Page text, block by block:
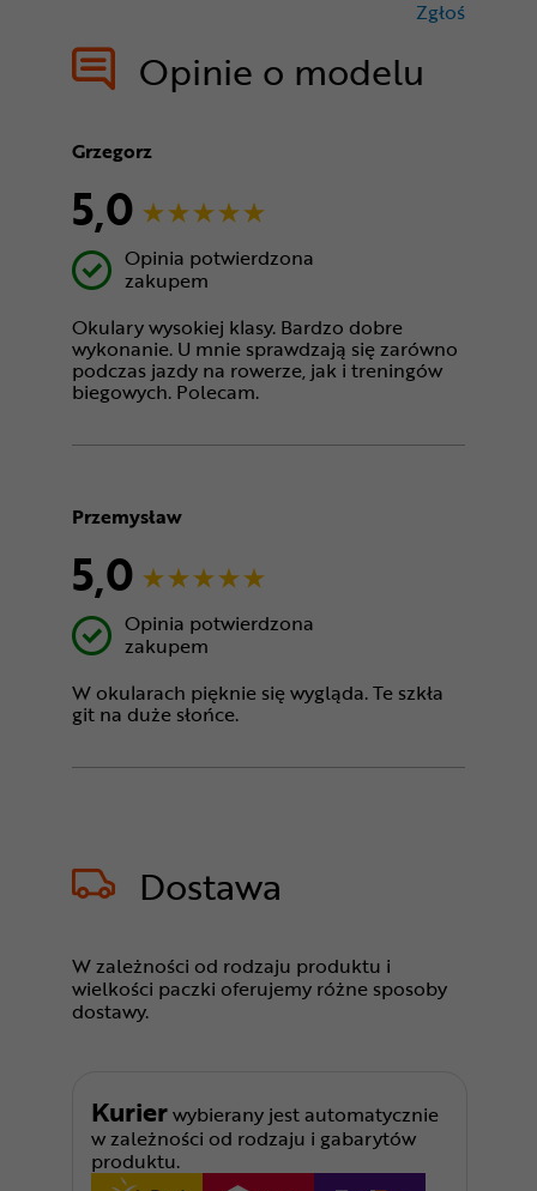
Opinie o modelu
Zgłoś
Grzegorz
5,0
Opinia potwierdzona
zakupem
Okulary wysokiej klasy. Bardzo dobre
wykonanie. U mnie sprawdzają się zarówno
podczas jazdy na rowerze, jak i treningów
biegowych. Polecam.
Przemysław
5,0
Opinia potwierdzona
zakupem
W okularach pięknie się wygląda. Te szkła
git na duże słońce.
Dostawa
W zależności od rodzaju produktu i
wielkości paczki oferujemy różne sposoby
dostawy.
Kurierwybierany jest automatycznie
w zależności od rodzaju i gabarytów
produktu.